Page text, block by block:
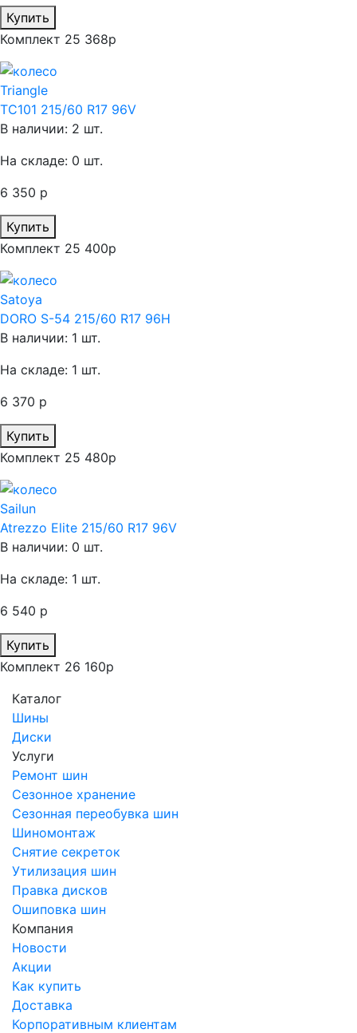
Купить
Комплект 25 368р
Triangle
TC101 215/60 R17 96V
В наличии: 2 шт.
На складе: 0 шт.
6 350 р
Купить
Комплект 25 400р
Satoya
DORO S-54 215/60 R17 96H
В наличии: 1 шт.
На складе: 1 шт.
6 370 р
Купить
Комплект 25 480р
Sailun
Atrezzo Elite 215/60 R17 96V
В наличии: 0 шт.
На складе: 1 шт.
6 540 р
Купить
Комплект 26 160р
Каталог
Шины
Диски
Услуги
Ремонт шин
Сезонное хранение
Сезонная переобувка шин
Шиномонтаж
Снятие секреток
Утилизация шин
Правка дисков
Ошиповка шин
Компания
Новости
Акции
Как купить
Доставка
Корпоративным клиентам